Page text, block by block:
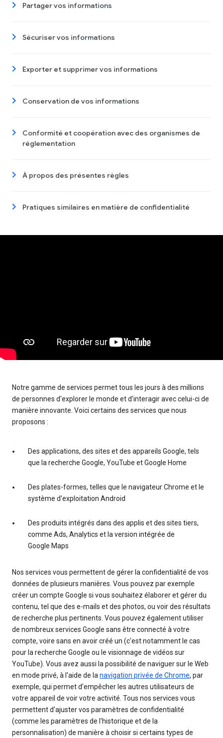
Partager vos informations
Sécuriser vos informations
Exporter et supprimer vos informations
Conservation de vos informations
Conformité et coopération avec des organismes de
réglementation
À propos des présentes règles
Pratiques similaires en matière de confidentialité
Notre gamme de services permet tous les jours à des millions
de personnes d'explorer le monde et d'interagir avec celui-ci de
manière innovante. Voici certains des services que nous
proposons :
Des applications, des sites et des appareils Google, tels
que la recherche Google, YouTube et Google Home
Des plates-formes, telles que le navigateur Chrome et le
système d'exploitation Android
Des produits intégrés dans des applis et des sites tiers,
comme Ads, Analytics et la version intégrée de
Google Maps
Nos services vous permettent de gérer la confidentialité de vos
données de plusieurs manières. Vous pouvez par exemple
créer un compte Google si vous souhaitez élaborer et gérer du
contenu, tel que des e-mails et des photos, ou voir des résultats
de recherche plus pertinents. Vous pouvez également utiliser
de nombreux services Google sans être connecté à votre
compte, voire sans en avoir créé un (c'est notamment le cas
pour la recherche Google ou le visionnage de vidéos sur
YouTube). Vous avez aussi la possibilité de naviguer sur le Web
en mode privé, à l'aide de la navigation privée de Chrome, par
exemple, qui permet d'empêcher les autres utilisateurs de
votre appareil de voir votre activité. Tous nos services vous
permettent d'ajuster vos paramètres de confidentialité
(comme les paramètres de l'historique et de la
personnalisation) de manière à choisir si certains types de